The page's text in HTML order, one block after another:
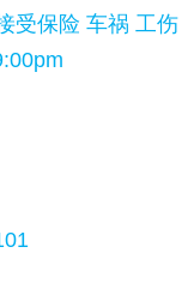
受保险 车祸 工伤